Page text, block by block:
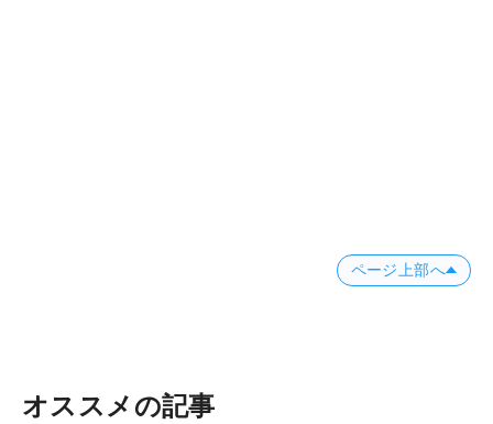
ページ上部へ
オススメの記事